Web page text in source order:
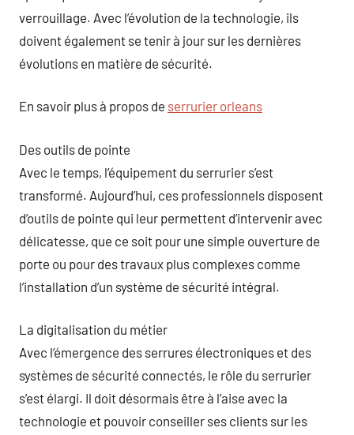
verrouillage. Avec l’évolution de la technologie, ils
doivent également se tenir à jour sur les dernières
évolutions en matière de sécurité.
En savoir plus à propos de serrurier orleans
Des outils de pointe
Avec le temps, l’équipement du serrurier s’est
transformé. Aujourd’hui, ces professionnels disposent
d’outils de pointe qui leur permettent d’intervenir avec
délicatesse, que ce soit pour une simple ouverture de
porte ou pour des travaux plus complexes comme
l’installation d’un système de sécurité intégral.
La digitalisation du métier
Avec l’émergence des serrures électroniques et des
systèmes de sécurité connectés, le rôle du serrurier
s’est élargi. Il doit désormais être à l’aise avec la
technologie et pouvoir conseiller ses clients sur les